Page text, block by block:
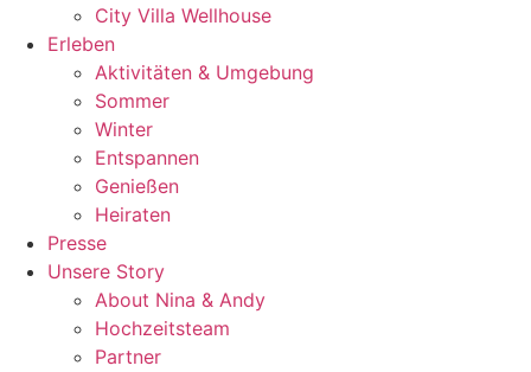
City Villa Wellhouse
Erleben
Aktivitäten & Umgebung
Sommer
Winter
Entspannen
Genießen
Heiraten
Presse
Unsere Story
About Nina & Andy
Hochzeitsteam
Partner